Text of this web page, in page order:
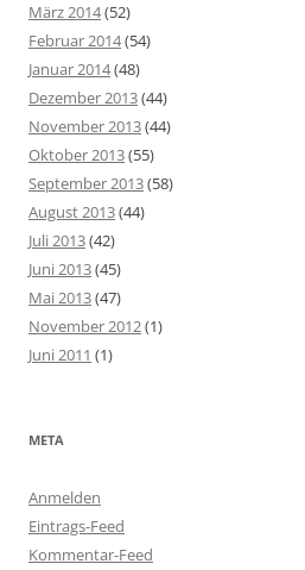
März 2014(52)
Februar 2014(54)
Januar 2014(48)
Dezember 2013(44)
November 2013(44)
Oktober 2013(55)
September 2013(58)
August 2013(44)
Juli 2013(42)
Juni 2013(45)
Mai 2013(47)
November 2012(1)
Juni 2011 (1)
META
Anmelden
Eintrags-Feed
Kommentar-Feed